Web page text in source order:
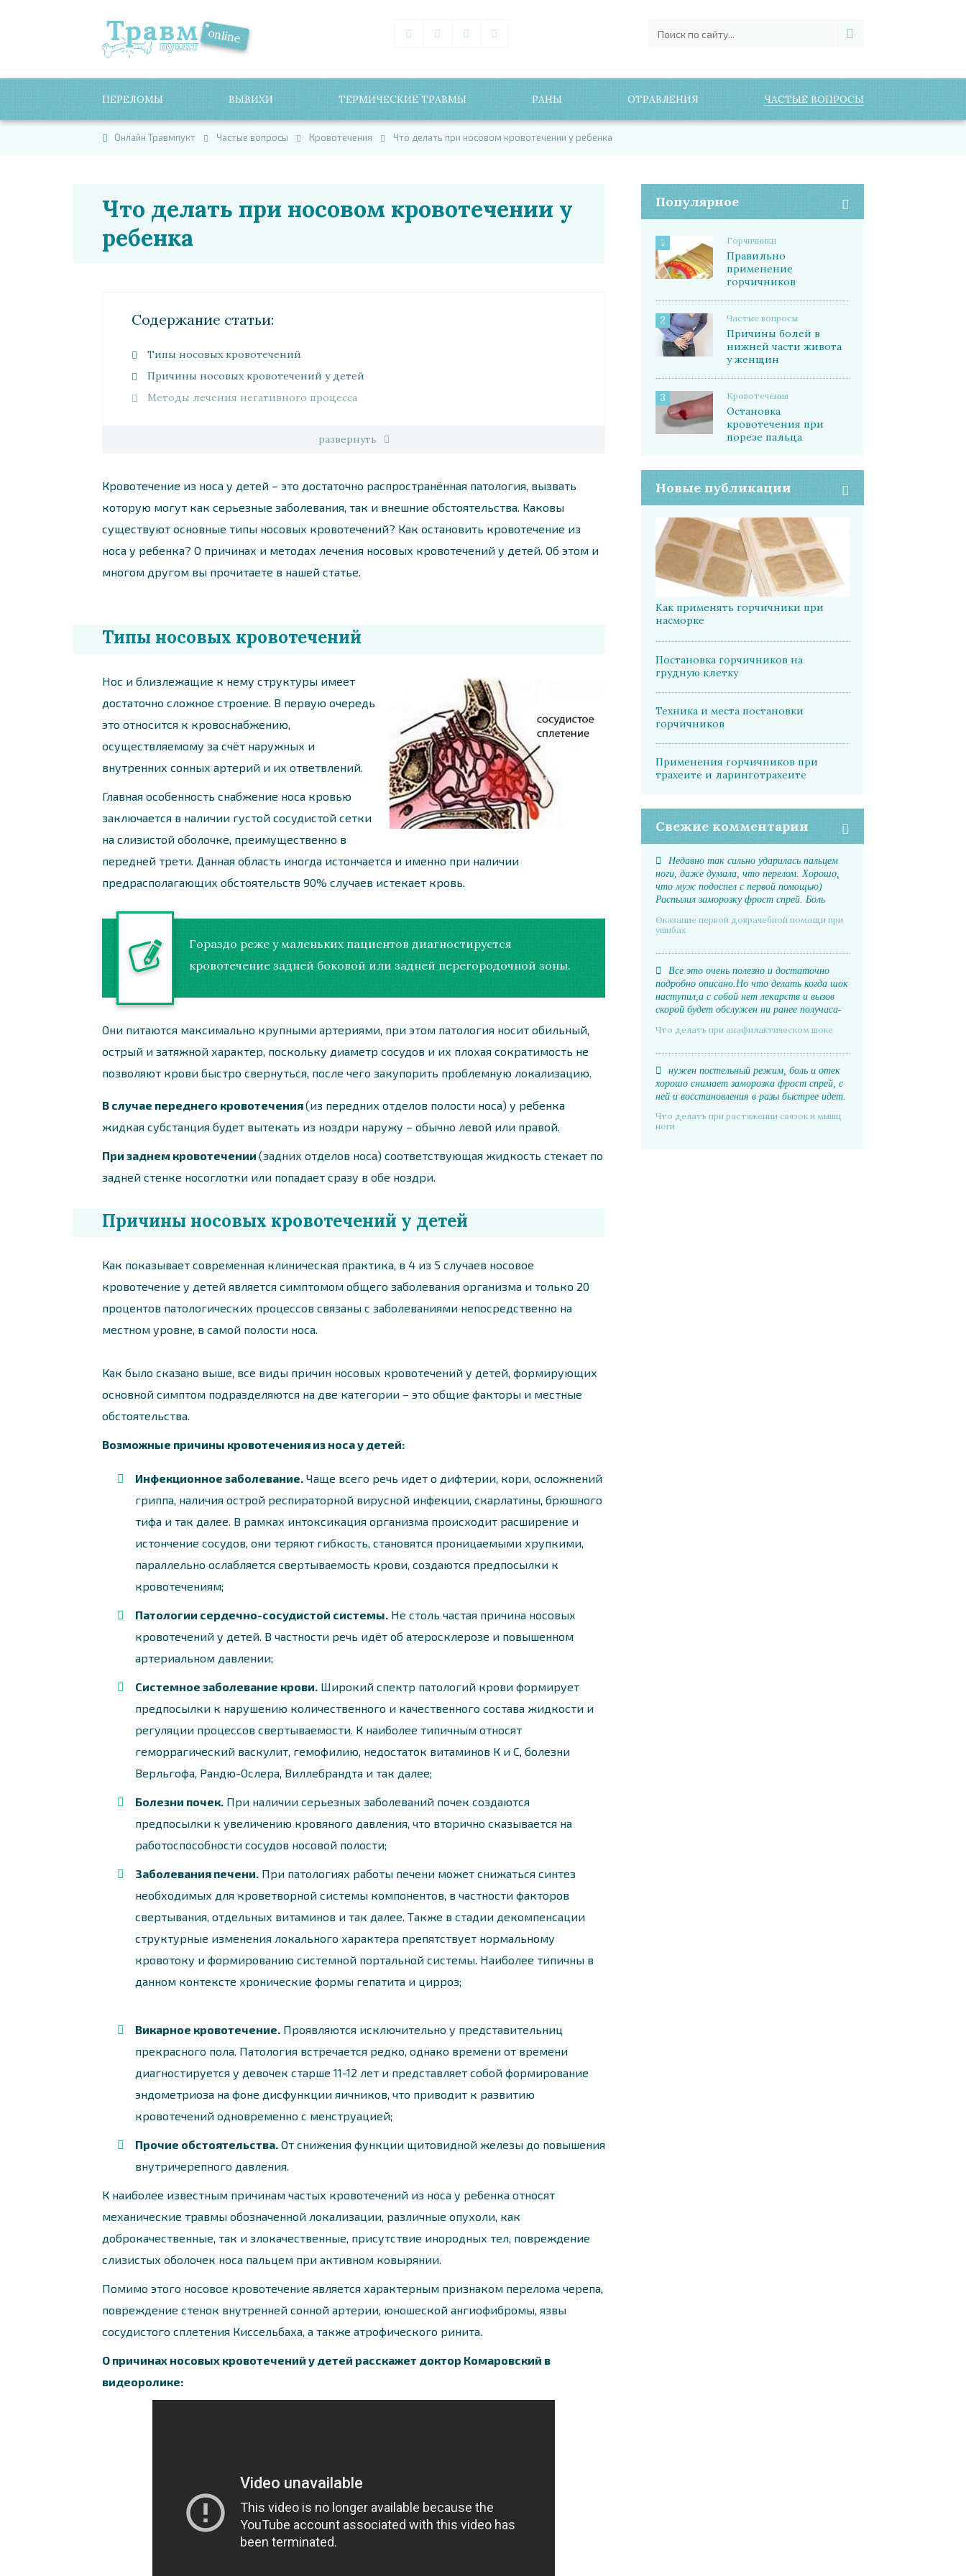
ПЕРЕЛОМЫ ВЫВИХИ ТЕРМИЧЕСКИЕ ТРАВМЫ РАНЫ ОТРАВЛЕНИЯ ЧАСТЫЕ ВОПРОСЫ
Онлайн Травмпукт Частые вопросы Кровотечения Что делать при носовом кровотечении у ребенка
Что делать при носовом кровотечении у
ребенка
Cодержание статьи:
Типы носовых кровотечений
Причины носовых кровотечений у детей
Методы лечения негативного процесса
развернуть
Кровотечение из носа у детей – это достаточно распространённая патология, вызвать
которую могут как серьезные заболевания, так и внешние обстоятельства. Каковы
существуют основные типы носовых кровотечений? Как остановить кровотечение из
носа у ребенка? О причинах и методах лечения носовых кровотечений у детей. Об этом и
многом другом вы прочитаете в нашей статье.
Типы носовых кровотечений
Нос и близлежащие к нему структуры имеет
достаточно сложное строение. В первую очередь
это относится к кровоснабжению,
осуществляемому за счёт наружных и
внутренних сонных артерий и их ответвлений.
Главная особенность снабжение носа кровью
заключается в наличии густой сосудистой сетки
на слизистой оболочке, преимущественно в
передней трети. Данная область иногда истончается и именно при наличии
предрасполагающих обстоятельств 90% случаев истекает кровь.
Гораздо реже у маленьких пациентов диагностируется
кровотечение задней боковой или задней перегородочной зоны.
Они питаются максимально крупными артериями, при этом патология носит обильный,
острый и затяжной характер, поскольку диаметр сосудов и их плохая сократимость не
позволяют крови быстро свернуться, после чего закупорить проблемную локализацию.
В случае переднего кровотечения(из передних отделов полости носа) у ребенка
жидкая субстанция будет вытекать из ноздри наружу – обычно левой или правой.
При заднем кровотечении (задних отделов носа) соответствующая жидкость стекает по
задней стенке носоглотки или попадает сразу в обе ноздри.
Причины носовых кровотечений у детей
Как показывает современная клиническая практика, в 4 из 5 случаев носовое
кровотечение у детей является симптомом общего заболевания организма и только 20
процентов патологических процессов связаны с заболеваниями непосредственно на
местном уровне, в самой полости носа.
Как было сказано выше, все виды причин носовых кровотечений у детей, формирующих
основной симптом подразделяются на две категории – это общие факторы и местные
обстоятельства.
Возможные причины кровотечения из носа у детей:
Инфекционное заболевание. Чаще всего речь идет о дифтерии, кори, осложнений
гриппа, наличия острой респираторной вирусной инфекции, скарлатины, брюшного
тифа и так далее. В рамках интоксикация организма происходит расширение и
истончение сосудов, они теряют гибкость, становятся проницаемыми хрупкими,
параллельно ослабляется свертываемость крови, создаются предпосылки к
кровотечениям;
Патологии сердечно-сосудистой системы. Не столь частая причина носовых
кровотечений у детей. В частности речь идёт об атеросклерозе и повышенном
артериальном давлении;
Системное заболевание крови. Широкий спектр патологий крови формирует
предпосылки к нарушению количественного и качественного состава жидкости и
регуляции процессов свертываемости. К наиболее типичным относят
геморрагический васкулит, гемофилию, недостаток витаминов К и С, болезни
Верльгофа, Рандю-Ослера, Виллебрандта и так далее;
Болезни почек. При наличии серьезных заболеваний почек создаются
предпосылки к увеличению кровяного давления, что вторично сказывается на
работоспособности сосудов носовой полости;
Заболевания печени. При патологиях работы печени может снижаться синтез
необходимых для кроветворной системы компонентов, в частности факторов
свертывания, отдельных витаминов и так далее. Также в стадии декомпенсации
структурные изменения локального характера препятствует нормальному
кровотоку и формированию системной портальной системы. Наиболее типичны в
данном контексте хронические формы гепатита и цирроз;
Викарное кровотечение. Проявляются исключительно у представительниц
прекрасного пола. Патология встречается редко, однако времени от времени
диагностируется у девочек старше 11-12 лет и представляет собой формирование
эндометриоза на фоне дисфункции яичников, что приводит к развитию
кровотечений одновременно с менструацией;
Прочие обстоятельства. От снижения функции щитовидной железы до повышения
внутричерепного давления.
К наиболее известным причинам частых кровотечений из носа у ребенка относят
механические травмы обозначенной локализации, различные опухоли, как
доброкачественные, так и злокачественные, присутствие инородных тел, повреждение
слизистых оболочек носа пальцем при активном ковырянии.
Помимо этого носовое кровотечение является характерным признаком перелома черепа,
повреждение стенок внутренней сонной артерии, юношеской ангиофибромы, язвы
сосудистого сплетения Киссельбаха, а также атрофического ринита.
О причинах носовых кровотечений у детей расскажет доктор Комаровский в
видеоролике:
Популярное
1 Горчичники
Правильно
применение
горчичников
2 Частые вопросы
Причины болей в
нижней части живота
у женщин
3 Кровотечения
Остановка
кровотечения при
порезе пальца
Новые публикации
Как применять горчичники при
насморке
Постановка горчичников на
грудную клетку
Техника и места постановки
горчичников
Применения горчичников при
трахеите и ларинготрахеите
Свежие комментарии
Недавно так сильно ударилась пальцем
ноги, даже думала, что перелом. Хорошо,
что муж подоспел с первой помощью)
Распылил заморозку фрост спрей. Боль
следующий день даже синяка не было
Оказание первой доврачебной помощи при
ушибах
Все это очень полезно и достаточно
подробно описано.Но что делать когда шок
наступил,а с собой нет лекарств и вызов
скорой будет обслужен ни ранее получаса-
Что делать при анафилактическом шоке
нужен постельный режим, боль и отек
хорошо снимает заморозка фрост спрей, с
ней и восстановления в разы быстрее идет.
Что делать при растяжении связок и мышц
ноги